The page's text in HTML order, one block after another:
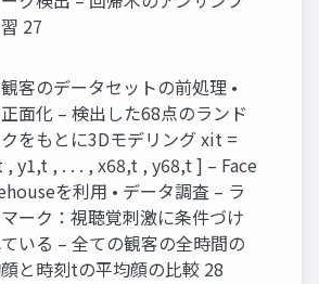
27
客のデータセットの前処理 •
面化 – 検出した68点のランド
をもとに3Dモデリング xit =
, y1,t , . . . , x68,t , y68,t ] – Face
を利用 • データ調査 – ラ
ーク：視聴覚刺激に条件づけ
いる – 全ての観客の全時間の
と時刻tの平均顔の比較 28